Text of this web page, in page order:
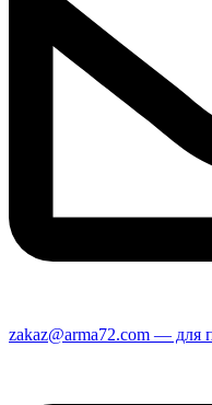
zakaz@arma72.com — для